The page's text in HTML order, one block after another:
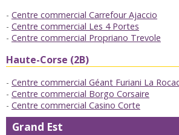
Centre commercial Carrefour Ajaccio
Centre commercial Les 4 Portes
Centre commercial Propriano Trevole
Haute-Corse (2B)
Centre commercial Géant Furiani La
Centre commercial Borgo Corsaire
Centre commercial Casino Corte
Grand Est